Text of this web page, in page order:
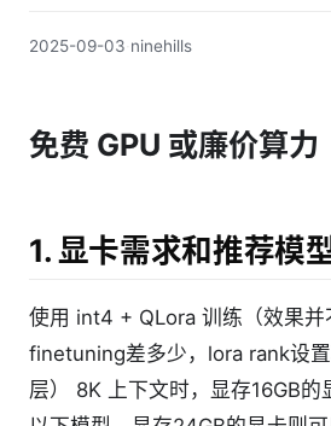
2025-09-03 ninehills
免费 GPU 或廉价算力
1. 显卡需求和推荐模
使用 int4 + QLora 训练（效果并
finetuning差多少，lora rank设
层） 8K 上下文时，显存16GB的